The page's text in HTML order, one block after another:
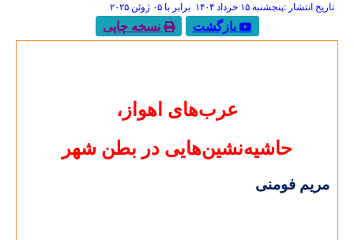
تاریخ انتشار :پنجشنبه ۱۵ خرداد ۱۴۰۴ برابر با ۰۵ ژوئن ۲۰۲۵
بازگشت نسخه چاپی
عرب‌های اهواز،
حاشیه‌‌نشین‌هایی در بطن شهر
مریم فومنی